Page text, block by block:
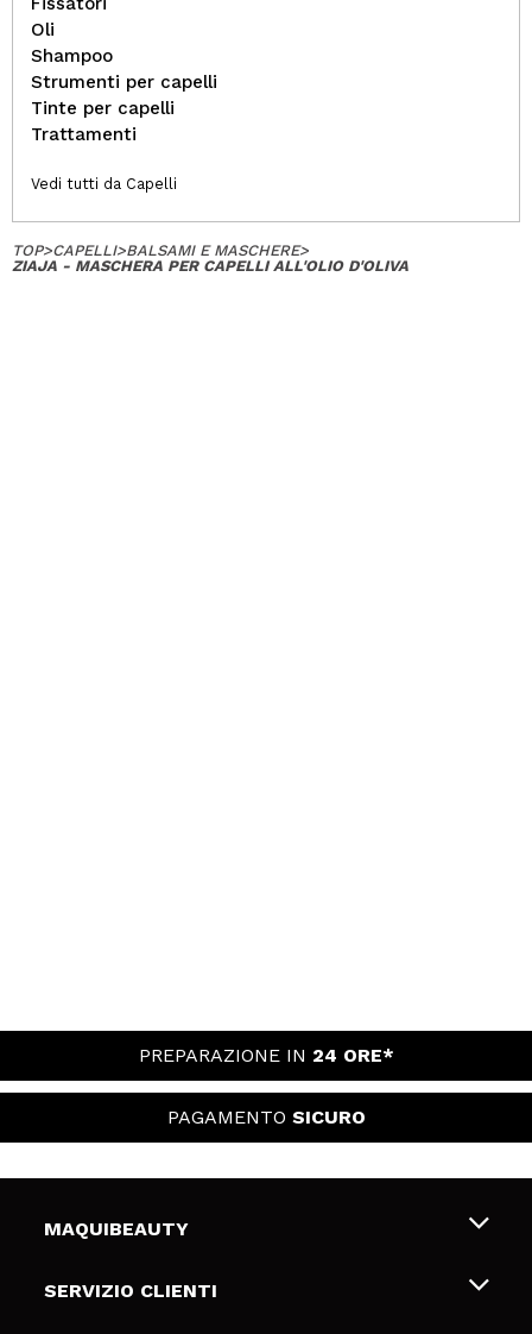
Oli
Shampoo
Strumenti per capelli
Tinte per capelli
Trattamenti
Vedi tutti da Capelli
TOP>CAPELLI>BALSAMI E MASCHERE>
ZIAJA - MASCHERA PER CAPELLI ALL'OLIO D'OLIVA
PREPARAZIONE IN 24 ORE*
PAGAMENTO SICURO
MAQUIBEAUTY
Chi siamo
SERVIZIO CLIENTI